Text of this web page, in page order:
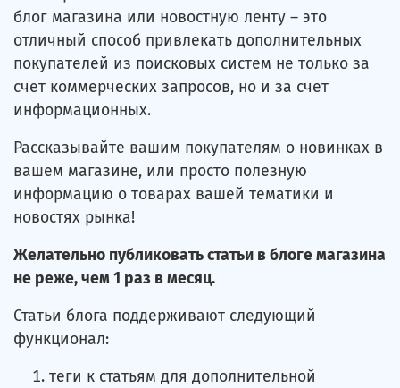
блог магазина или новостную ленту – это
отличный способ привлекать дополнительных
покупателей из поисковых систем не только за
счет коммерческих запросов, но и за счет
информационных.
Рассказывайте вашим покупателям о новинках в
вашем магазине, или просто полезную
информацию о товарах вашей тематики и
новостях рынка!
Желательно публиковать статьи в блоге магазина
не реже, чем 1 раз в месяц.
Статьи блога поддерживают следующий
функционал:
теги к статьям для дополнительной